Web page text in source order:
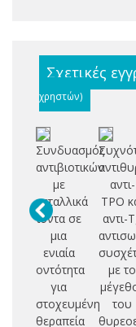
Σχετικές
χρηστών)
Συνδυασμός
αντιβιοτικών
με
μεταλλικά
ιόντα σε
μια
ενιαία
οντότητα
για
στοχευμένη
θεραπεία
αντι-
TPO
αντι-
με το
του